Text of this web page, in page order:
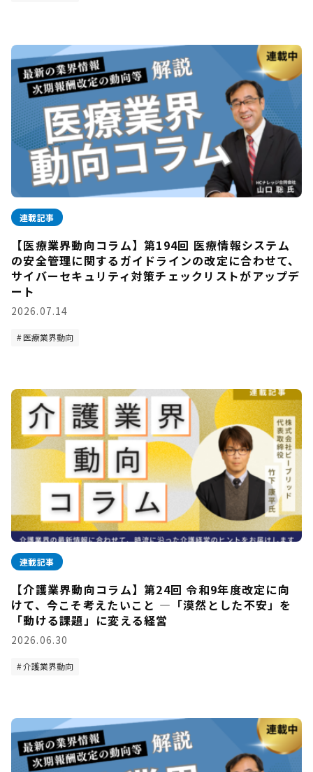
連載記事
【医療業界動向コラム】第194回 医療情報システム
の安全管理に関するガイドラインの改定に合わせて、
サイバーセキュリティ対策チェックリストがアップデ
ート
2026.07.14
医療業界動向
連載記事
【介護業界動向コラム】第24回 令和9年度改定に向
けて、今こそ考えたいこと —「漠然とした不安」を
「動ける課題」に変える経営
2026.06.30
介護業界動向